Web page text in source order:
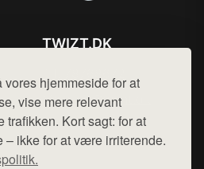
hjemmeside for at
vise mere relevant
trafikken. Kort sagt: for at
– ikke for at være irriterende.
TWIZT.DK
Mail: hej@want.dk
Cookie- og privatlivspolitik